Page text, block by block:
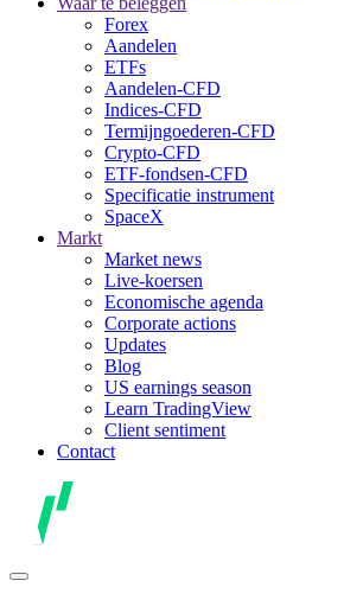
Forex
Aandelen
ETFs
Aandelen-CFD
Indices-CFD
Termijngoederen-CFD
Crypto-CFD
ETF-fondsen-CFD
Specificatie instrument
SpaceX
Markt
Market news
Live-koersen
Economische agenda
Corporate actions
Updates
Blog
US earnings season
Learn TradingView
Client sentiment
Contact